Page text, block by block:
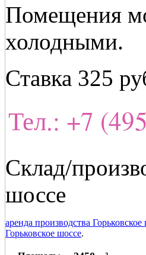
Помещения
холодными.
Ставка 325
Тел.: +7
Склад/
шоссе
аренда производства Горьковское
Горьковское шоссе.